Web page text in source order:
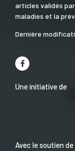
articles validés
maladies et la
Dernière
Une initiative de
Avec le soutien